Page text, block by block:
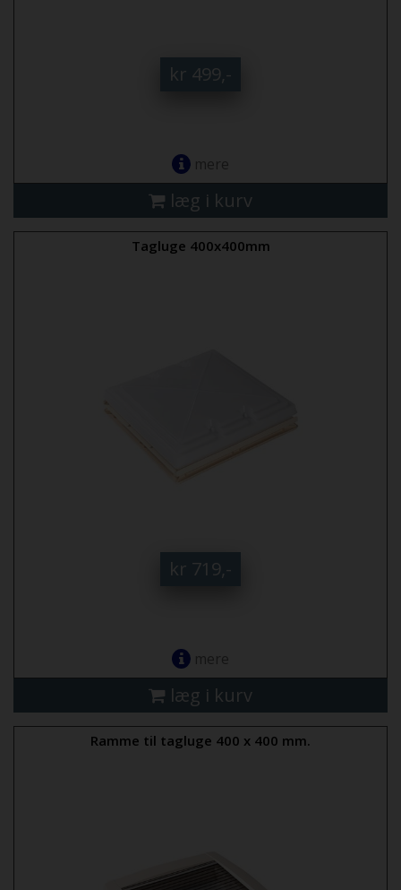
kr 499,-
mere
læg i kurv
Tagluge 400x400mm
kr 719,-
mere
læg i kurv
Ramme til tagluge 400 x 400 mm.